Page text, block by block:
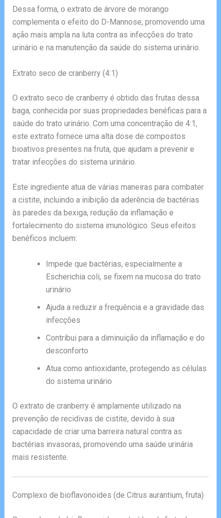
Dessa forma, o extrato de árvore de morango
complementa o efeito do D-Mannose, promovendo uma
ação mais ampla na luta contra as infecções do trato
urinário e na manutenção da saúde do sistema urinário.
Extrato seco de cranberry (4:1)
O extrato seco de cranberry é obtido das frutas dessa
baga, conhecida por suas propriedades benéficas para a
saúde do trato urinário. Com uma concentração de 4:1,
este extrato fornece uma alta dose de compostos
bioativos presentes na fruta, que ajudam a prevenir e
tratar infecções do sistema urinário.
Este ingrediente atua de várias maneiras para combater
a cistite, incluindo a inibição da aderência de bactérias
às paredes da bexiga, redução da inflamação e
fortalecimento do sistema imunológico. Seus efeitos
benéficos incluem:
Impede que bactérias, especialmente a
Escherichia coli, se fixem na mucosa do trato
urinário
Ajuda a reduzir a frequência e a gravidade das
infecções
Contribui para a diminuição da inflamação e do
desconforto
Atua como antioxidante, protegendo as células
do sistema urinário
O extrato de cranberry é amplamente utilizado na
prevenção de recidivas de cistite, devido à sua
capacidade de criar uma barreira natural contra as
bactérias invasoras, promovendo uma saúde urinária
mais resistente.
Complexo de bioflavonoides (de Citrus aurantium, fruta)